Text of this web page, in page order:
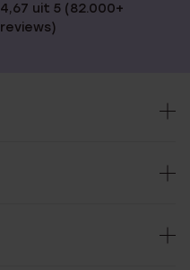
4,67 uit 5 (82.000+
reviews)